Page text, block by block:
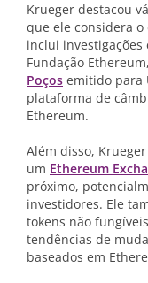
Krueger destacou
que ele considera o
inclui investigações
Fundação
Poços emitido para
plataforma de
Ethereum.
Além disso,
um Ethereum
próximo,
investidores. Ele
tokens não
tendências de
baseados em